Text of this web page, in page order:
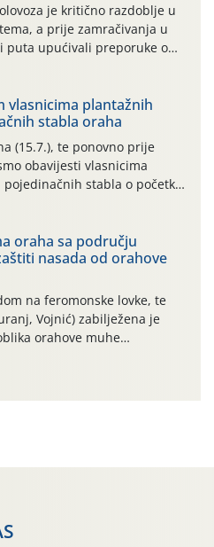
je kritično razdoblje u
a prije zamračivanja u
puta upućivali preporuke o
krizantema od najčešćih
fito-fagnih grinja (23.7., 14.7.,
je zabilježeno je
meteorološko razdoblje, uz
vlasnicima plantažnih
stabla oraha
(15.7.), te ponovno prije
obavijesti vlasnicima
stabla o početku
suzbijanja
Već dvanaest dana
udar”, koji naročito
05.8.), jer najviše
[…]
oraha sa području
nasada od orahove
na feromonske lovke, te
Vojnić) zabilježena je
orahove muhe
brojnost može se objasniti
nasadima s vrlo malim